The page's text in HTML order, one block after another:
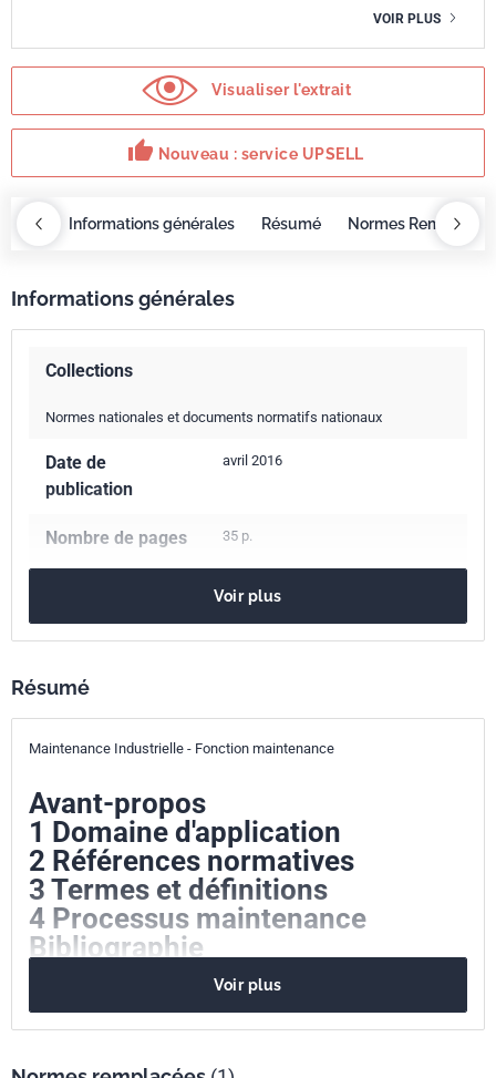
VOIR PLUS
Visualiser l'extrait
thumb_up Nouveau : service UPSELL
Informations générales Résumé Normes
Informations générales
Collections
Normes nationales et documents normatifs nationaux
Date de
publication
avril 2016
Nombre de pages 35 p.
Codes ICS
03.080.10
Numéro de tirage 1
Voir plus
Résumé
Maintenance Industrielle - Fonction maintenance
Avant-propos
1 Domaine d'application
2 Références normatives
3 Termes et définitions
4 Processus maintenance
Bibliographie
Voir plus